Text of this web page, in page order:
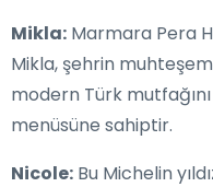
Mikla: Marmara Pera
Mikla, şehrin
modern Türk
menüsüne sahiptir.
Nicole: Bu Michelin